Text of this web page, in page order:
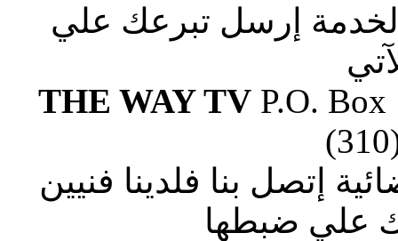
إرسل تبرعك علي
THE WAY TVP.O. Box
إتصل بنا فلدينا فنيين
علي ضبطها